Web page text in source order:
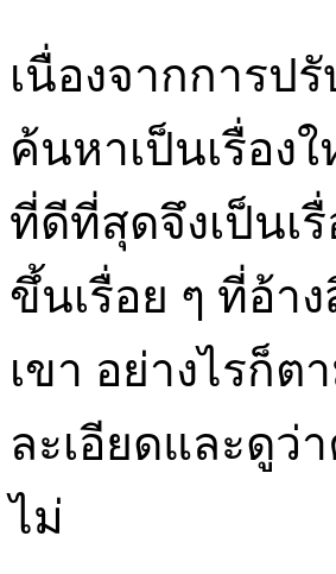
เนื่องจากการป
ค้นหาเป็นเรื่อง
ที่ดีที่สุดจึงเป็นเ
ขึ้นเรื่อย ๆ ที่อ้า
เขา อย่างไรก็
ละเอียดและดูว่
ไม่